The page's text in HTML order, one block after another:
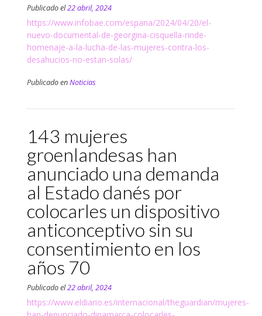
Publicado el22 abril, 2024
https://www.infobae.com/espana/2024/04/20/el-
nuevo-documental-de-georgina-cisquella-rinde-
homenaje-a-la-lucha-de-las-mujeres-contra-los-
desahucios-no-estan-solas/
Publicado enNoticias
143 mujeres
groenlandesas han
anunciado una demanda
al Estado danés por
colocarles un dispositivo
anticonceptivo sin su
consentimiento en los
años 70
Publicado el22 abril, 2024
https://www.eldiario.es/internacional/theguardian/mujeres-